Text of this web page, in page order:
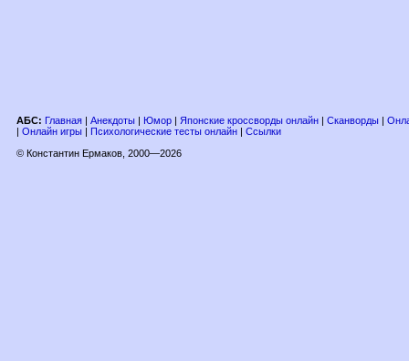
АБС: Главная | Анекдоты | Юмор | Японские кроссворды онлайн | Сканворды |
| Онлайн игры | Психологические тесты онлайн | Ссылки
© Константин Ермаков, 2000—2026